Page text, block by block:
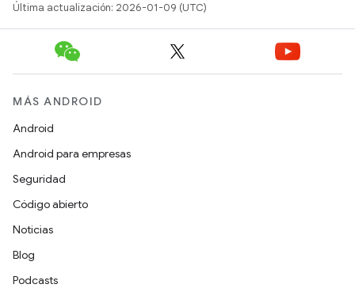
Última actualización: 2026-01-09 (UTC)
MÁS ANDROID
Android
Android para empresas
Seguridad
Código abierto
Noticias
Blog
Podcasts